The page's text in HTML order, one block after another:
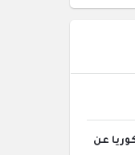
عن